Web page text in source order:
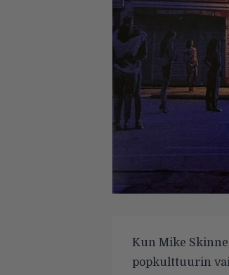
Kun Mike
popkulttuurin